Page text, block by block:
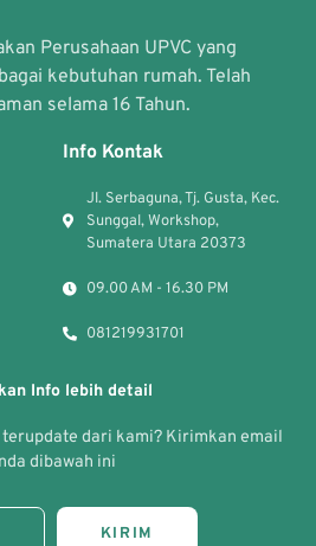
Perusahaan UPVC yang
kebutuhan rumah. Telah
selama 16 Tahun.
Info Kontak
Jl. Serbaguna, Tj. Gusta, Kec.
Sunggal, Workshop,
Sumatera Utara 20373
09.00 AM - 16.30 PM
081219931701
Info lebih detail
dari kami? Kirimkan email
dibawah ini
KIRIM